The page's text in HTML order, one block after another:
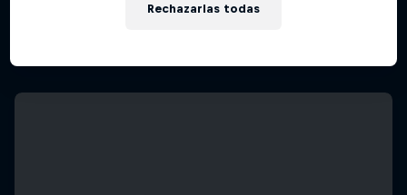
Rechazarlas todas